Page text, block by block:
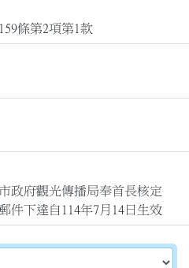
條第2項第1款
政府觀光傳播局奉首長核定
件下達自114年7月14日生效